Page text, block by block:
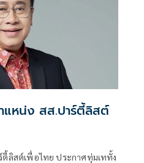
แหน่ง สส.ปาร์ตี้ลิสต์
ลิสต์เพื่อไทย ประกาศทุ่มเททั้ง